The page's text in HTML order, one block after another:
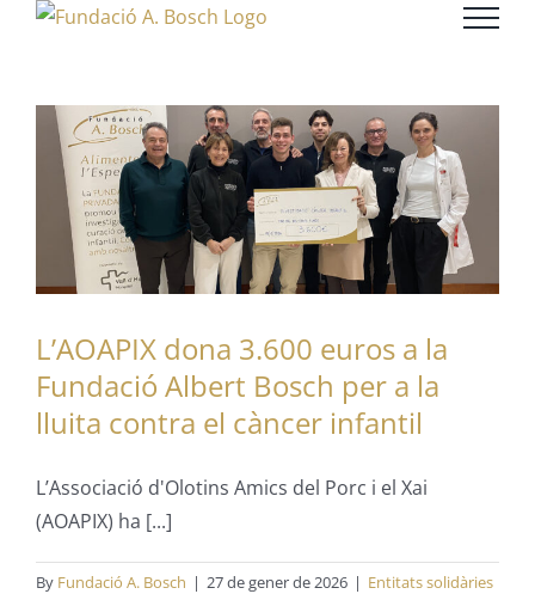
L’AOAPIX dona 3.600 euros a la
Fundació Albert Bosch per a la
lluita contra el càncer infantil
L’Associació d'Olotins Amics del Porc i el Xai
(AOAPIX) ha [...]
By Fundació A. Bosch | 27 de gener de 2026 | Entitats solidàries